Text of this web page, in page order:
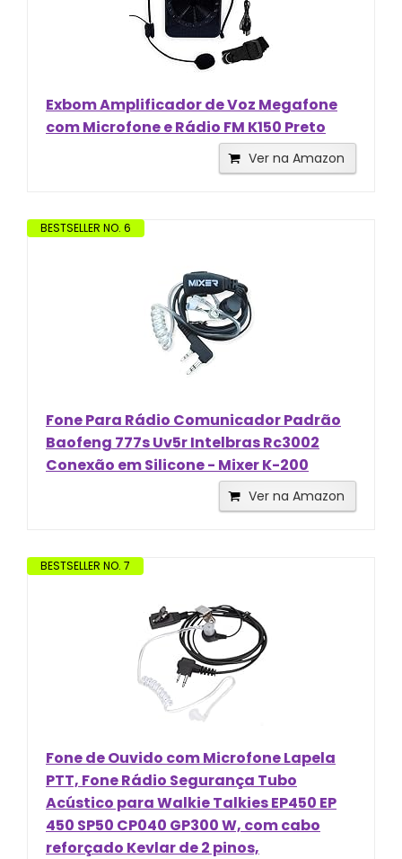
Exbom Amplificador de Voz Megafone
com Microfone e Rádio FM K150 Preto
Ver na Amazon
BESTSELLER NO. 6
Fone Para Rádio Comunicador Padrão
Baofeng 777s Uv5r Intelbras Rc3002
Conexão em Silicone - Mixer K-200
Ver na Amazon
BESTSELLER NO. 7
Fone de Ouvido com Microfone Lapela
PTT, Fone Rádio Segurança Tubo
Acústico para Walkie Talkies EP450 EP
450 SP50 CP040 GP300 W, com cabo
reforçado Kevlar de 2 pinos,